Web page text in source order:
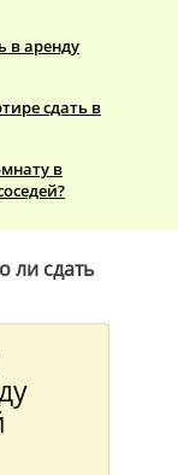
в аренду
сдать в
в
ли сдать